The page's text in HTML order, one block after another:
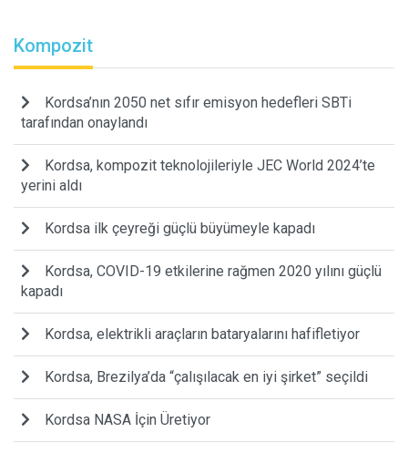
Kompozit
Kordsa’nın 2050 net sıfır emisyon hedefleri SBTi
tarafından onaylandı
Kordsa, kompozit teknolojileriyle JEC World 2024’te
yerini aldı
Kordsa ilk çeyreği güçlü büyümeyle kapadı
Kordsa, COVID-19 etkilerine rağmen 2020 yılını güçlü
kapadı
Kordsa, elektrikli araçların bataryalarını hafifletiyor
Kordsa, Brezilya’da “çalışılacak en iyi şirket” seçildi
Kordsa NASA İçin Üretiyor